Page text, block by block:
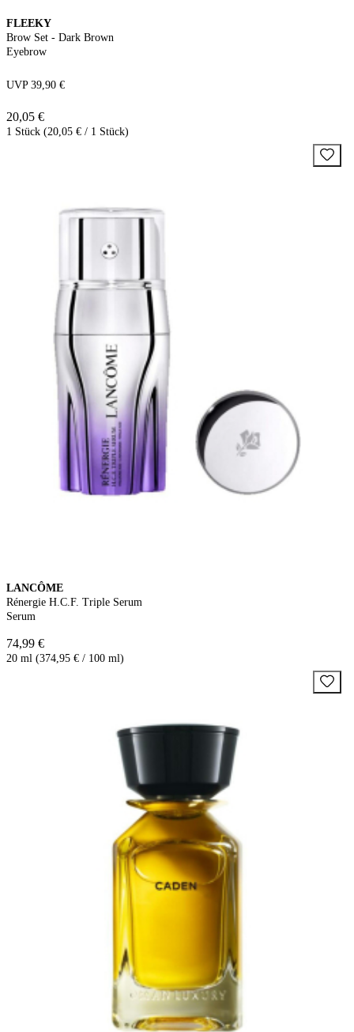
FLEEKY
Brow Set - Dark Brown
Eyebrow
UVP 39,90 €
20,05 €
1 Stück (20,05 € / 1 Stück)
LANCÔME
Rénergie H.C.F. Triple Serum
Serum
74,99 €
20 ml (374,95 € / 100 ml)